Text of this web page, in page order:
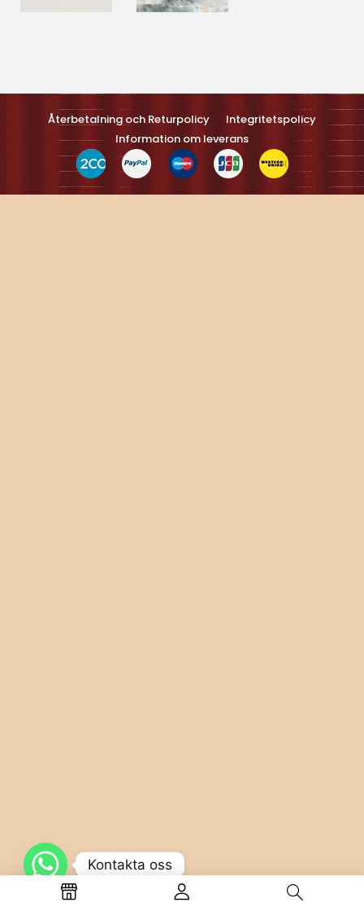
Återbetalning och Returpolicy
Integritetspolicy
Information om leverans
Turns on site high speed to be attractive feller people and search
engines.
Kontakta oss